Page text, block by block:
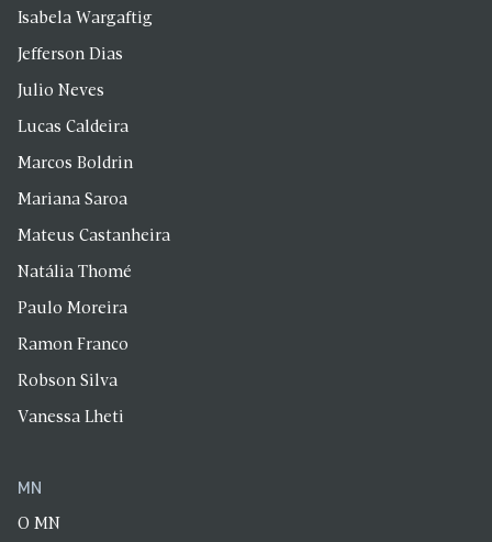
Isabela Wargaftig
Jefferson Dias
Julio Neves
Lucas Caldeira
Marcos Boldrin
Mariana Saroa
Mateus Castanheira
Natália Thomé
Paulo Moreira
Ramon Franco
Robson Silva
Vanessa Lheti
MN
O MN